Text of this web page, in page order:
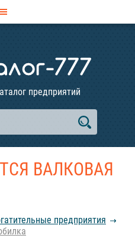
предприятий
ВАЛКОВАЯ
предприятия